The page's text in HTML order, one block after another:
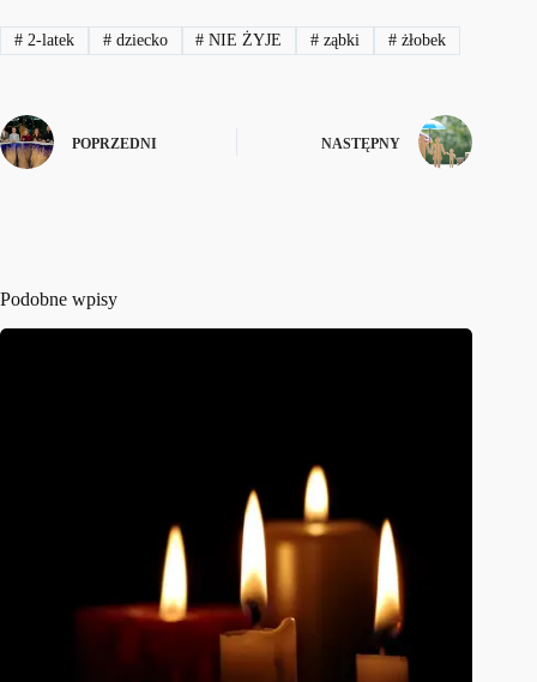
#2-latek #dziecko # NIE ŻYJE # ząbki # żłobek
POPRZEDNI NASTĘPNY
Podobne wpisy